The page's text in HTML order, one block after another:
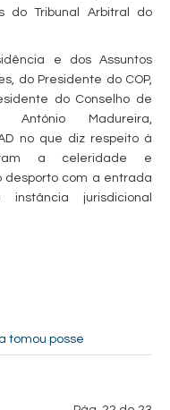
do Tribunal Arbitral do
e dos Assuntos
do Presidente do COP,
do Conselho de
António Madureira,
no que diz respeito à
a celeridade e
desporto com a entrada
jurisdicional
tomou posse